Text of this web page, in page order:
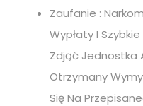
Zaufanie :
Wypłaty I
Zdjąć Jednostka
Otrzymany
Się Na